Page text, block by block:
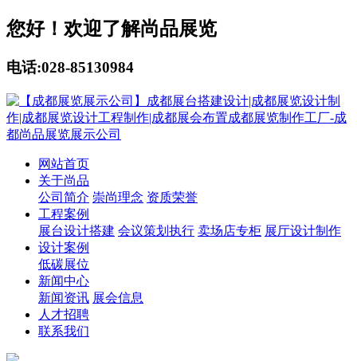
您好！欢迎了解尚品展览
电话:028-85130984
网站首页
关于尚品
公司简介 崇尚理念 资质荣誉
工程案例
展台设计搭建 会议策划执行 卖场店专柜 展厅设计制作
设计案例
低碳展位
新闻中心
新闻资讯 展会信息
人才招聘
联系我们